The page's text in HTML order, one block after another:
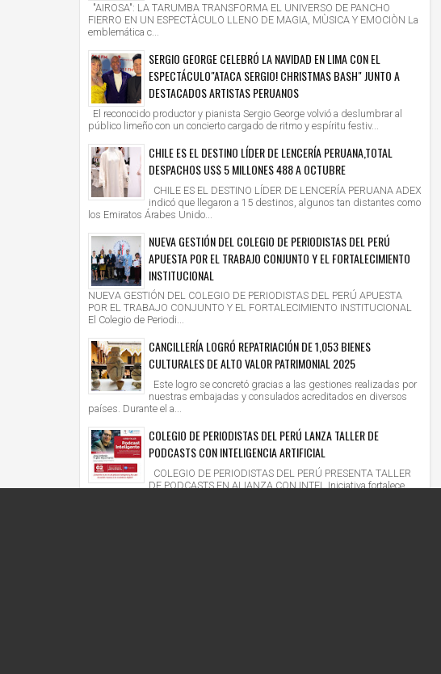
"AIROSA": LA TARUMBA TRANSFORMA EL UNIVERSO DE PANCHO
FIERRO EN UN ESPECTÀCULO LLENO DE MAGIA, MÙSICA Y EMOCIÒN La
emblemática c...
SERGIO GEORGE CELEBRÓ LA NAVIDAD EN LIMA CON EL
ESPECTÁCULO"ATACA SERGIO! CHRISTMAS BASH" JUNTO A
DESTACADOS ARTISTAS PERUANOS
El reconocido productor y pianista Sergio George volvió a deslumbrar al
público limeño con un concierto cargado de ritmo y espíritu festiv...
CHILE ES EL DESTINO LÍDER DE LENCERÍA PERUANA,TOTAL
DESPACHOS US$ 5 MILLONES 488 A OCTUBRE
CHILE ES EL DESTINO LÍDER DE LENCERÍA PERUANA ADEX
indicó que llegaron a 15 destinos, algunos tan distantes como
los Emiratos Árabes Unido...
NUEVA GESTIÓN DEL COLEGIO DE PERIODISTAS DEL PERÚ
APUESTA POR EL TRABAJO CONJUNTO Y EL FORTALECIMIENTO
INSTITUCIONAL
NUEVA GESTIÓN DEL COLEGIO DE PERIODISTAS DEL PERÚ APUESTA
POR EL TRABAJO CONJUNTO Y EL FORTALECIMIENTO INSTITUCIONAL
El Colegio de Periodi...
CANCILLERÍA LOGRÓ REPATRIACIÓN DE 1,053 BIENES
CULTURALES DE ALTO VALOR PATRIMONIAL 2025
Este logro se concretó gracias a las gestiones realizadas por
nuestras embajadas y consulados acreditados en diversos
países. Durante el a...
COLEGIO DE PERIODISTAS DEL PERÚ LANZA TALLER DE
PODCASTS CON INTELIGENCIA ARTIFICIAL
COLEGIO DE PERIODISTAS DEL PERÚ PRESENTA TALLER
DE PODCASTS EN ALIANZA CON INTEL Iniciativa fortalece